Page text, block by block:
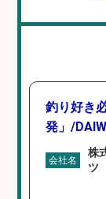
釣り好き
発」/
会社名
株
ツ